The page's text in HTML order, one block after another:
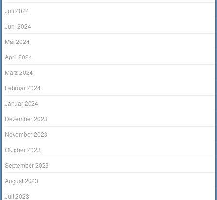
Juli 2024
Juni 2024
Mai 2024
April 2024
März 2024
Februar 2024
Januar 2024
Dezember 2023
November 2023
Oktober 2023
September 2023
August 2023
Juli 2023